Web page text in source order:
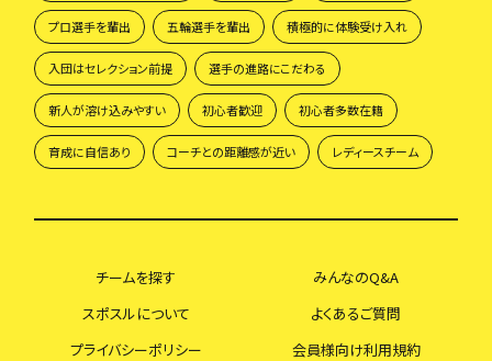
プロ選手を輩出 五輪選手を輩出 積極的に体験受け入れ
入団はセレクション前提 選手の進路にこだわる
新人が溶け込みやすい 初心者歓迎 初心者多数在籍
育成に自信あり コーチとの距離感が近い レディースチーム
チームを探す
みんなのQ&A
スポスルについて
よくあるご質問
プライバシーポリシー
会員様向け利用規約